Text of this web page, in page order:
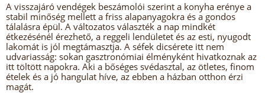
A visszajáró vendégek beszámolói szerint a konyha erénye a
stabil minőség mellett a friss alapanyagokra és a gondos
tálalásra épül. A változatos választék a nap mindkét
étkezésénél érezhető, a reggeli lendületet és az esti, nyugodt
lakomát is jól megtámasztja. A séfek dicsérete itt nem
udvariasság: sokan gasztronómiai élményként hivatkoznak az
itt töltött napokra. Aki a bőséges svédasztal, az ötletes, finom
ételek és a jó hangulat híve, az ebben a házban otthon érzi
magát.